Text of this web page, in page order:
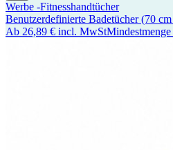
Werbe -Fitnesshandtücher
Benutzerdefinierte Badetücher (70
Ab 26,89 € incl. MwStMindestmenge